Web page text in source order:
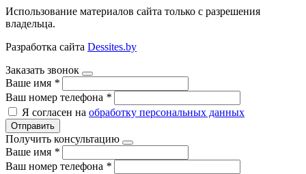
Использование материалов сайта только с разрешения
владельца.
Разработка сайта Dessites.by
Заказать звонок
Ваше имя *
Ваш номер телефона *
Я согласен на обработку персональных данных
Отправить
Получить консультацию
Ваше имя *
Ваш номер телефона *